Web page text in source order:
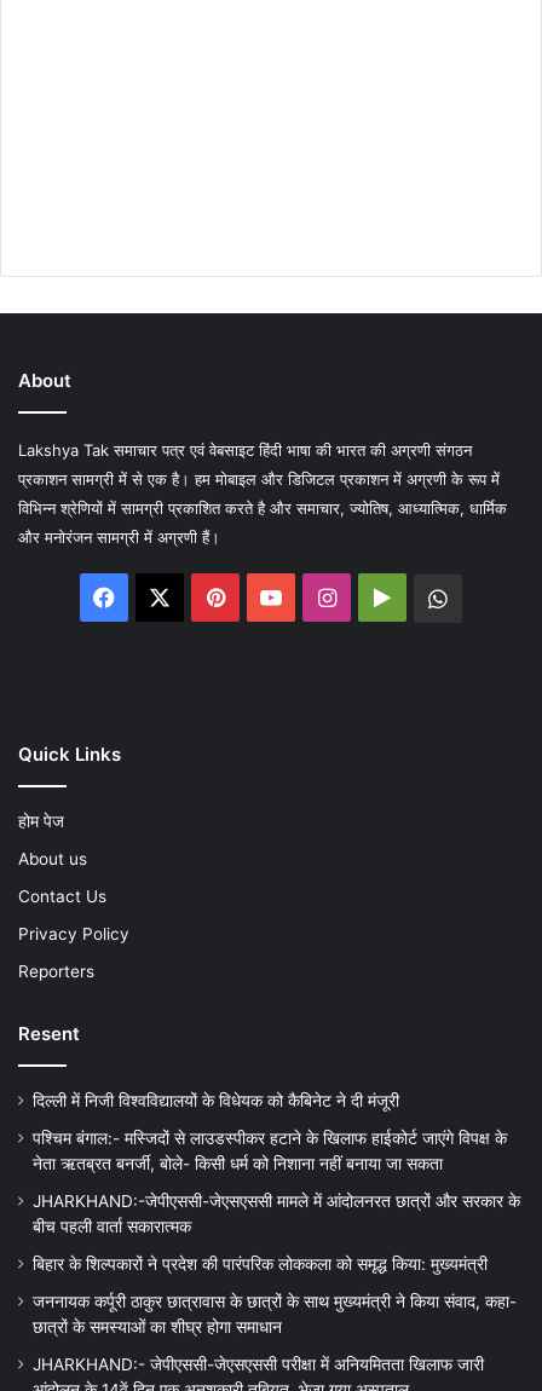
About
Lakshya Tak समाचार पत्र एवं वेबसाइट हिंदी भाषा की भारत की अग्रणी संगठन
प्रकाशन सामग्री में से एक है। हम मोबाइल और डिजिटल प्रकाशन में अग्रणी के रूप में
विभिन्न श्रेणियों में सामग्री प्रकाशित करते है और समाचार, ज्योतिष, आध्यात्मिक, धार्मिक
और मनोरंजन सामग्री में अग्रणी हैं।
Facebook PinterestYouTubeInstagram
Google
Quick Links
होम पेज
About us
Contact Us
Privacy Policy
Reporters
Resent
दिल्ली में निजी विश्वविद्यालयों के विधेयक को कैबिनेट ने दी मंजूरी
पश्चिम बंगाल:- मस्जिदों से लाउडस्पीकर हटाने के खिलाफ हाईकोर्ट जाएंगे विपक्ष के
नेता ऋतब्रत बनर्जी, बोले- किसी धर्म को निशाना नहीं बनाया जा सकता
JHARKHAND:-जेपीएससी-जेएसएससी मामले में आंदोलनरत छात्रों और सरकार के
बीच पहली वार्ता सकारात्मक
बिहार के शिल्पकारों ने प्रदेश की पारंपरिक लोककला को समृद्ध किया: मुख्यमंत्री
जननायक कर्पूरी ठाकुर छात्रावास के छात्रों के साथ मुख्यमंत्री ने किया संवाद, कहा-
छात्रों के समस्याओं का शीघ्र होगा समाधान
JHARKHAND:- जेपीएससी-जेएसएससी परीक्षा में अनियमितता खिलाफ जारी